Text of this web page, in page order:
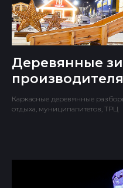
Деревянные
Каркасные деревянные
отдыха, муниципалитетов, ТРЦ